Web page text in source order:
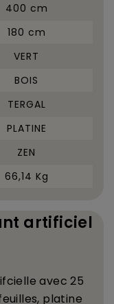
400 cm
180 cm
VERT
BOIS
TERGAL
PLATINE
ZEN
66,14 Kg
artificiel
avec25
platine